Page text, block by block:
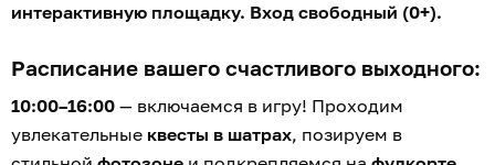
интерактивную площадку. Вход свободный (0+).
Расписание вашего счастливого выходного:
10:00–16:00 — включаемся в игру! Проходим
увлекательные квесты в шатрах, позируем в